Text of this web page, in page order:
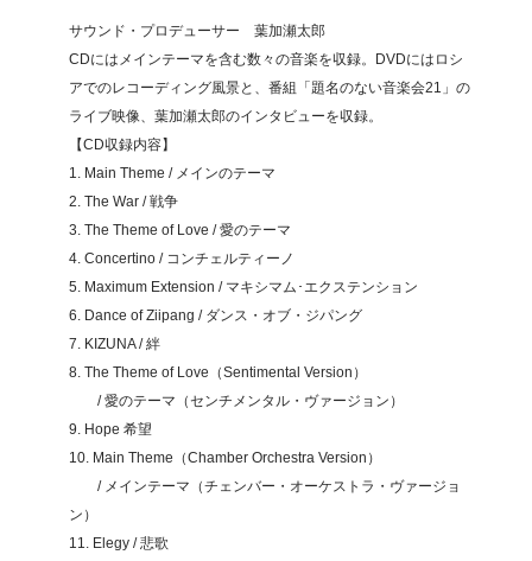
サウンド・プロデューサー 葉加瀬太郎
CDにはメインテーマを含む数々の音楽を収録。DVDにはロシ
アでのレコーディング風景と、番組「題名のない音楽会21」の
ライブ映像、葉加瀬太郎のインタビューを収録。
【CD収録内容】
1. Main Theme / メインのテーマ
2. The War / 戦争
3. The Theme of Love / 愛のテーマ
4. Concertino / コンチェルティーノ
5. Maximum Extension / マキシマム･エクステンション
6. Dance of Ziipang / ダンス・オブ・ジパング
7. KIZUNA / 絆
8. The Theme of Love（Sentimental Version）
/ 愛のテーマ（センチメンタル・ヴァージョン）
9. Hope 希望
10. Main Theme（Chamber Orchestra Version）
/ メインテーマ（チェンバー・オーケストラ・ヴァージョ
ン）
11. Elegy / 悲歌